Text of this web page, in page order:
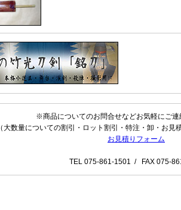
※商品についてのお問合せなどお気軽にご連
（大数量についての割引・ロット割引・特注・卸・お
お見積りフォーム
TEL 075-861-1501 / FAX 075-